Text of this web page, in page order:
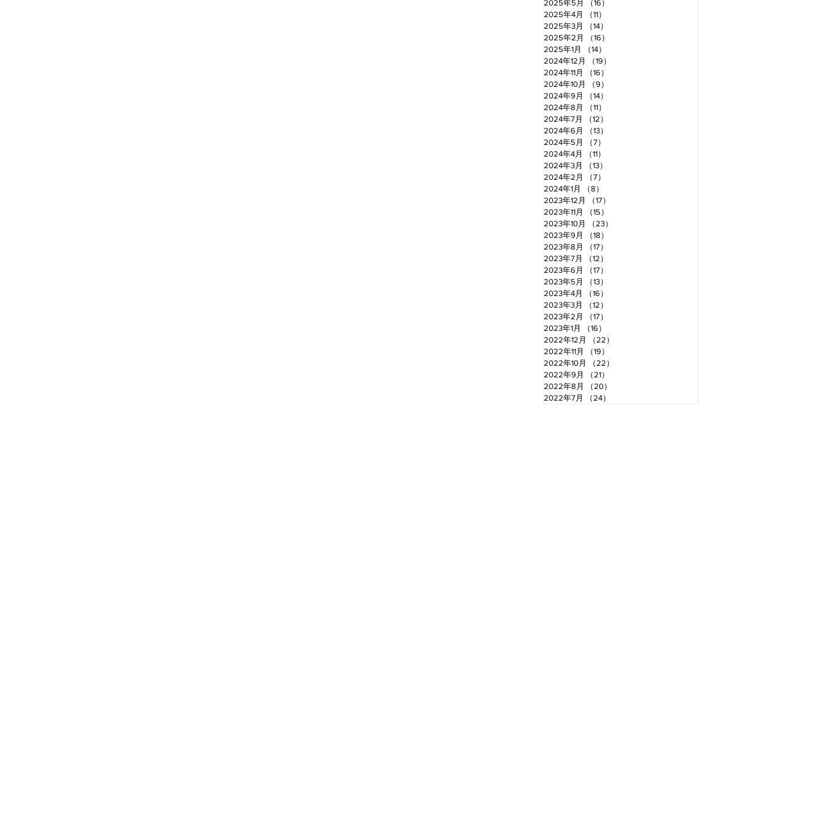
2025年5月
（16）
2025年4月
（11）
2025年3月
（14）
2025年2月
（16）
2025年1月
（14）
2024年12月
（19）
2024年11月
（16）
2024年10月
（9）
2024年9月
（14）
2024年8月
（11）
2024年7月
（12）
2024年6月
（13）
2024年5月
（7）
2024年4月
（11）
2024年3月
（13）
2024年2月
（7）
2024年1月
（8）
2023年12月
（17）
2023年11月
（15）
2023年10月
（23）
2023年9月
（18）
2023年8月
（17）
2023年7月
（12）
2023年6月
（17）
2023年5月
（13）
2023年4月
（16）
2023年3月
（12）
2023年2月
（17）
2023年1月
（16）
2022年12月
（22）
2022年11月
（19）
2022年10月
（22）
2022年9月
（21）
2022年8月
（20）
2022年7月
（24）